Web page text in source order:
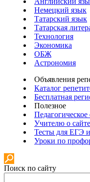
Немецкий язык
Татарский язык
Татарская
Технология
Экономика
ОБЖ
Астрономия
Объявления
Каталог
Бесплатная
Полезное
Учителю о сайте
Тесты для ЕГЭ
Уроки по
Поиск по сайту